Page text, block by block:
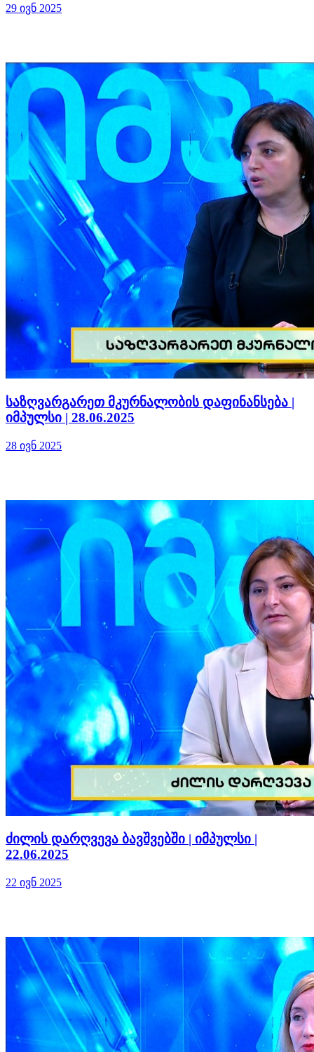
29 ივნ 2025
საზღვარგარეთ მკურნალობის დაფინანსება |
იმპულსი | 28.06.2025
28 ივნ 2025
ძილის დარღვევა ბავშვებში | იმპულსი |
22.06.2025
22 ივნ 2025